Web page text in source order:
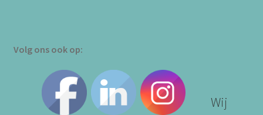
Volg ons ook op:
Wij